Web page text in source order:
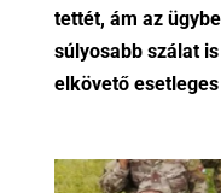
tettét, ám az
súlyosabb szálat
elkövető